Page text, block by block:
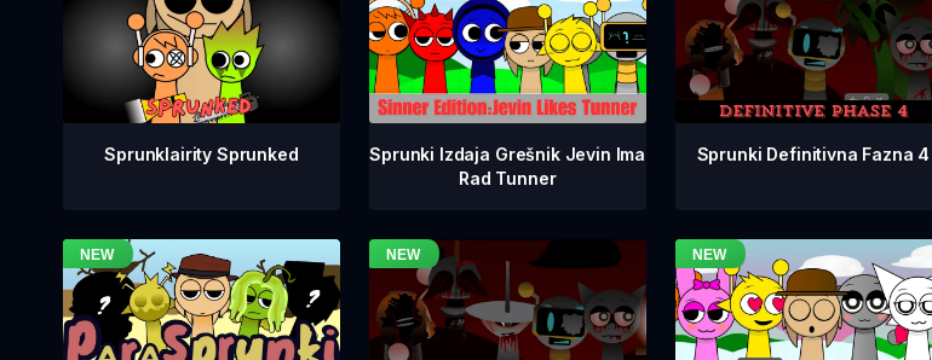
Sprunklairity Sprunked
Sprunki Izdaja Grešnik Jevin Ima
Rad Tunner
Sprunki Definitivna Fazna 4